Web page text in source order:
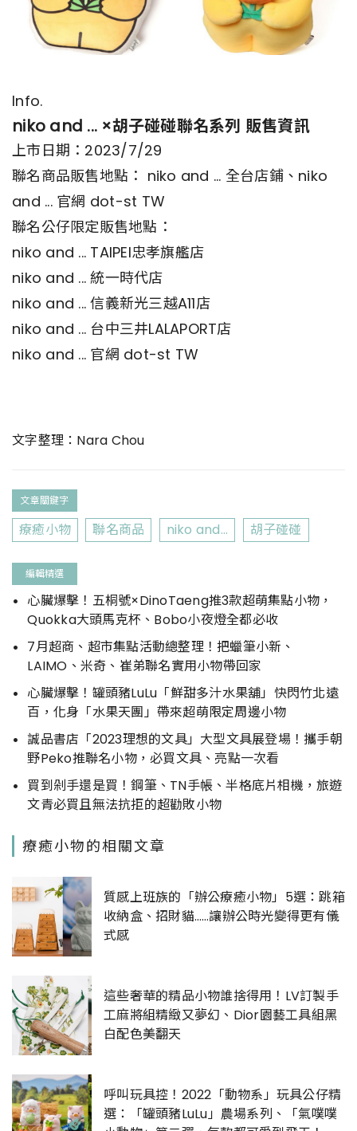
Info.
niko and ... ×胡子碰碰聯名系列 販售資訊
上市日期：2023/7/29
聯名商品販售地點： niko and ... 全台店鋪、niko
and ... 官網 dot-st TW
聯名公仔限定販售地點：
niko and ... TAIPEI忠孝旗艦店
niko and ... 統一時代店
niko and ... 信義新光三越A11店
niko and ... 台中三井LALAPORT店
niko and ... 官網 dot-st TW
文字整理：Nara Chou
文章關鍵字
療癒小物 聯名商品 niko and... 胡子碰碰
編輯精選
心臟爆擊！五桐號×DinoTaeng推3款超萌集點小物，
Quokka大頭馬克杯、Bobo小夜燈全都必收
7月超商、超市集點活動總整理！把蠟筆小新、
LAIMO、米奇、崔弟聯名實用小物帶回家
心臟爆擊！罐頭豬LuLu「鮮甜多汁水果舖」快閃竹北遠
百，化身「水果天團」帶來超萌限定周邊小物
誠品書店「2023理想的文具」大型文具展登場！攜手朝
野Peko推聯名小物，必買文具、亮點一次看
買到剁手還是買！鋼筆、TN手帳、半格底片相機，旅遊
文青必買且無法抗拒的超勸敗小物
療癒小物的相關文章
質感上班族的「辦公療癒小物」5選：跳箱
收納盒、招財貓……讓辦公時光變得更有儀
式感
這些奢華的精品小物誰捨得用！LV訂製手
工麻將組精緻又夢幻、Dior園藝工具組黑
白配色美翻天
呼叫玩具控！2022「動物系」玩具公仔精
選：「罐頭豬LuLu」農場系列、「氣噗噗